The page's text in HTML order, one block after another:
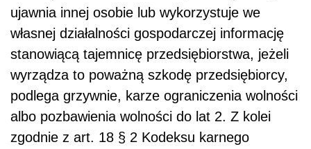
ujawnia innej osobie lub wykorzystuje we
własnej działalności gospodarczej informację
stanowiącą tajemnicę przedsiębiorstwa, jeżeli
wyrządza to poważną szkodę przedsiębiorcy,
podlega grzywnie, karze ograniczenia wolności
albo pozbawienia wolności do lat 2. Z kolei
zgodnie z art. 18 § 2 Kodeksu karnego